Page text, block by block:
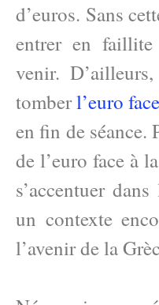
d’euros. Sans
entrer en faillite
venir.
tomberl’euro
en fin de séance.
de l’euro face à
s’accentuer
un contexte
l’avenir de la